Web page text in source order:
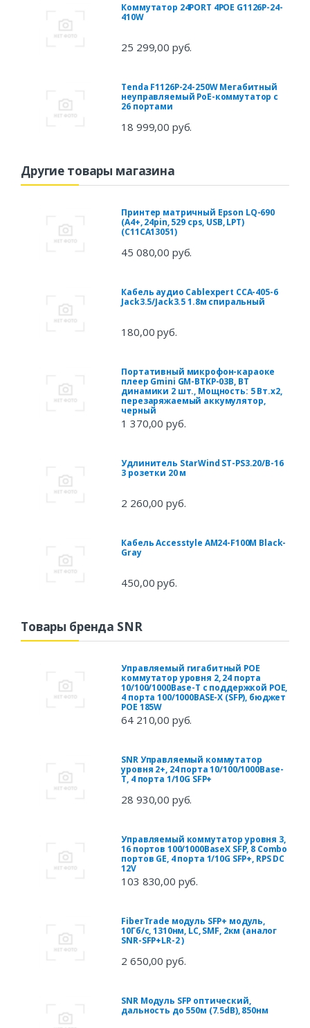
Коммутатор 24PORT 4POE G1126P-24-
410W
25 299,00 руб.
Tenda F1126P-24-250W Мегабитный
неуправляемый PoE-коммутатор с
26 портами
18 999,00 руб.
Другие товары магазина
Принтер матричный Epson LQ-690
(A4+, 24pin, 529 cps, USB, LPT)
(C11CA13051)
45 080,00 руб.
Кабель аудио Cablexpert CCA-405-6
Jack3.5/Jack3.5 1.8м спиральный
180,00 руб.
Портативный микрофон-караоке
плеер Gmini GM-BTKP-03B, BT
динамики 2 шт., Мощность: 5 Вт.х2,
перезаряжаемый аккумулятор,
черный
1 370,00 руб.
Удлинитель StarWind ST-PS3.20/B-16
3 розетки 20 м
2 260,00 руб.
Кабель Accesstyle AM24-F100M Black-
Gray
450,00 руб.
Товары бренда SNR
Управляемый гигабитный POE
коммутатор уровня 2, 24 порта
10/100/1000Base-T с поддержкой POE,
4 порта 100/1000BASE-X (SFP), бюджет
POE 185W
64 210,00 руб.
SNR Управляемый коммутатор
уровня 2+, 24 порта 10/100/1000Base-
T, 4 порта 1/10G SFP+
28 930,00 руб.
Управляемый коммутатор уровня 3,
16 портов 100/1000BaseX SFP, 8 Combo
портов GE, 4 порта 1/10G SFP+, RPS DC
12V
103 830,00 руб.
FiberTrade модуль SFP+ модуль,
10Гб/с, 1310нм, LC, SMF, 2км (аналог
SNR-SFP+LR-2 )
2 650,00 руб.
SNR Модуль SFP оптический,
дальность до 550м (7.5dB), 850нм